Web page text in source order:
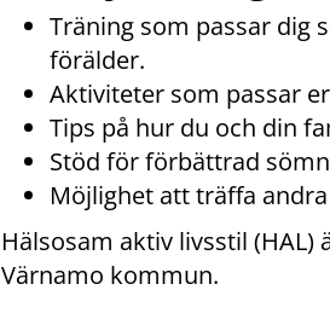
Träning som passar dig
förälder.
Aktiviteter som passar
Tips på hur du och din
Stöd för förbättrad
Möjlighet att träffa
Hälsosam aktiv livsstil (HAL)
Värnamo kommun.